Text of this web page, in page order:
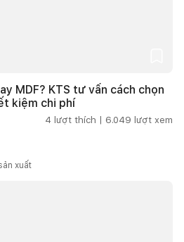
MDF? KTS tư vấn cách chọn
kiệm chi phí
4 lượt thích | 6.049 lượt xem
xuất